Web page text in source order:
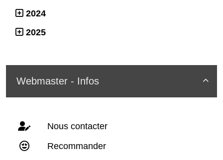
2024
2025

Webmaster - Infos
Nous contacter
Recommander